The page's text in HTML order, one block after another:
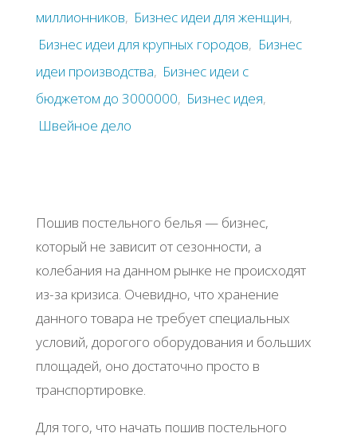
миллионников, Бизнес идеи для женщин,
Бизнес идеи для крупных городов, Бизнес
идеи производства, Бизнес идеи с
бюджетом до 3000000, Бизнес идея,
Швейное дело
Пошив постельного белья — бизнес,
который не зависит от сезонности, а
колебания на данном рынке не происходят
из-за кризиса. Очевидно, что хранение
данного товара не требует специальных
условий, дорогого оборудования и больших
площадей, оно достаточно просто в
транспортировке.
Для того, что начать пошив постельного